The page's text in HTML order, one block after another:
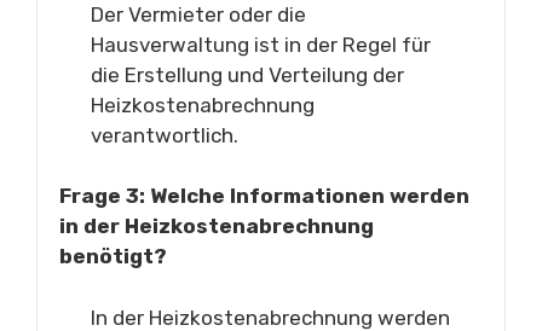
Der Vermieter oder die
Hausverwaltung ist in der Regel für
die Erstellung und Verteilung der
Heizkostenabrechnung
verantwortlich.
Frage 3: Welche Informationen werden
in der Heizkostenabrechnung
benötigt?
In der Heizkostenabrechnung werden